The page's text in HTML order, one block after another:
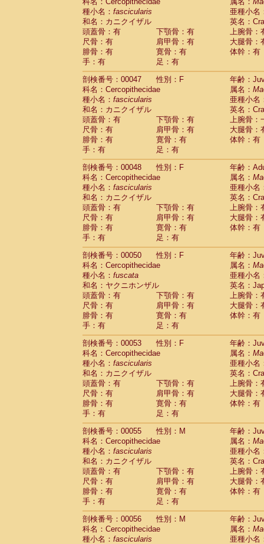
種小名： fascicularis
亜種小名
和名：カニクイザル
英名：
頭蓋骨：有
下顎骨：有
上腕骨：
尺骨：有
肩甲骨：有
大腿骨：
腓骨：有
寛骨：有
体幹：有
手：有
足：有
剖検番号：00047
性別：F
年齢：
科名：Cercopithecidae
属名：
種小名： fascicularis
亜種小名
和名：カニクイザル
英名：
頭蓋骨：有
下顎骨：有
上腕骨：
尺骨：有
肩甲骨：有
大腿骨：
腓骨：有
寛骨：有
体幹：有
手：有
足：有
剖検番号：00048
性別：F
年齢：
科名：Cercopithecidae
属名：
種小名： fascicularis
亜種小名
和名：カニクイザル
英名：
頭蓋骨：有
下顎骨：有
上腕骨：
尺骨：有
肩甲骨：有
大腿骨：
腓骨：有
寛骨：有
体幹：有
手：有
足：有
剖検番号：00050
性別：F
年齢：
科名：Cercopithecidae
属名：
種小名： fuscata
亜種小名
和名：ヤクニホンザル
英名：
頭蓋骨：有
下顎骨：有
上腕骨：
尺骨：有
肩甲骨：有
大腿骨：
腓骨：有
寛骨：有
体幹：有
手：有
足：有
剖検番号：00053
性別：F
年齢：
科名：Cercopithecidae
属名：
種小名： fascicularis
亜種小名
和名：カニクイザル
英名：
頭蓋骨：有
下顎骨：有
上腕骨：
尺骨：有
肩甲骨：有
大腿骨：
腓骨：有
寛骨：有
体幹：有
手：有
足：有
剖検番号：00055
性別：M
年齢：
科名：Cercopithecidae
属名：
種小名： fascicularis
亜種小名
和名：カニクイザル
英名：
頭蓋骨：有
下顎骨：有
上腕骨：
尺骨：有
肩甲骨：有
大腿骨：
腓骨：有
寛骨：有
体幹：有
手：有
足：有
剖検番号：00056
性別：M
年齢：
科名：Cercopithecidae
属名：
種小名： fascicularis
亜種小名